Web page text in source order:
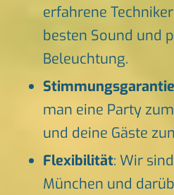
erfahrene
besten Sound und
Beleuchtung.
Stimmungsgarantie
man eine Party
und deine Gäste
Flexibilität: Wir
München und